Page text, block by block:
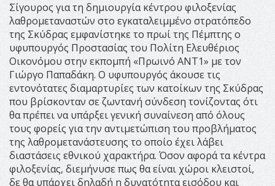
Σίγουρος για τη δημιουργία κέντρου φιλοξενίας
λαθρομεταναστών στο εγκαταλειμμένο στρατόπεδο
της Σκύδρας εμφανίστηκε το πρωί της Πέμπτης ο
υφυπουργός Προστασίας του Πολίτη Ελευθέριος
Οικονόμου στην εκπομπή «Πρωινό ΑΝΤ1» με τον
Γιώργο Παπαδάκη. Ο υφυπουργός άκουσε τις
εντονότατες διαμαρτυρίες των κατοίκων της Σκύδρας
που βρίσκονταν σε ζωντανή σύνδεση τονίζοντας ότι
θα πρέπει να υπάρξει γενική συναίνεση από όλους
τους φορείς για την αντιμετώπιση του προβλήματος
της λαθρομετανάστευσης το οποίο έχει λάβει
διαστάσεις εθνικού χαρακτήρα. Όσον αφορά τα κέντρα
φιλοξενίας, διεμήνυσε πως θα είναι χώροι κλειστοί,
δε θα υπάρχει δηλαδή η δυνατότητα εισόδου και